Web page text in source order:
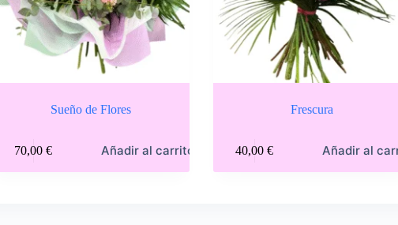
Sueño de Flores
70,00€ Añadir al carrito
Frescura
40,00€ Añadir al